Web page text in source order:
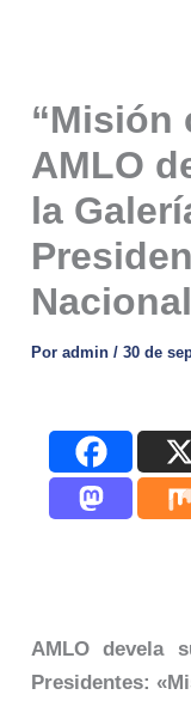
“Misión
AMLO
la
Nacional
Poradmin/30 de
AMLO devela
Presidentes: